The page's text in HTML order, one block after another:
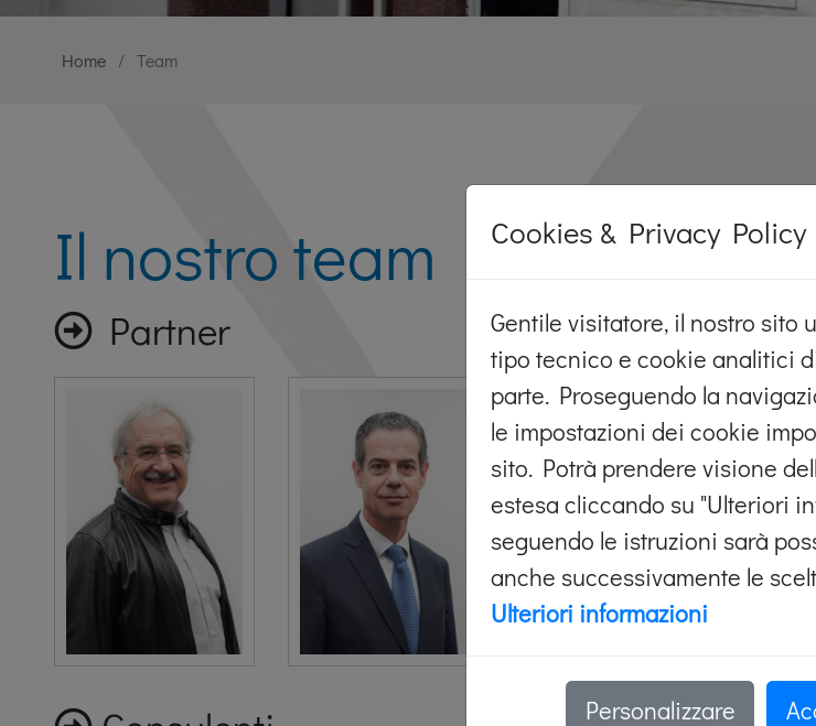
Home Team
Il nostro team
Partner
Cookies & Privacy Policy
Gentile visitatore, il nostro sito
tipo tecnico e cookie analitici
parte. Proseguendo la
le impostazioni dei cookie
sito. Potrà prendere visione
estesa cliccando su "Ulteriori
seguendo le istruzioni sarà
anche successivamente le
Ulteriori informazioni
Personalizzare